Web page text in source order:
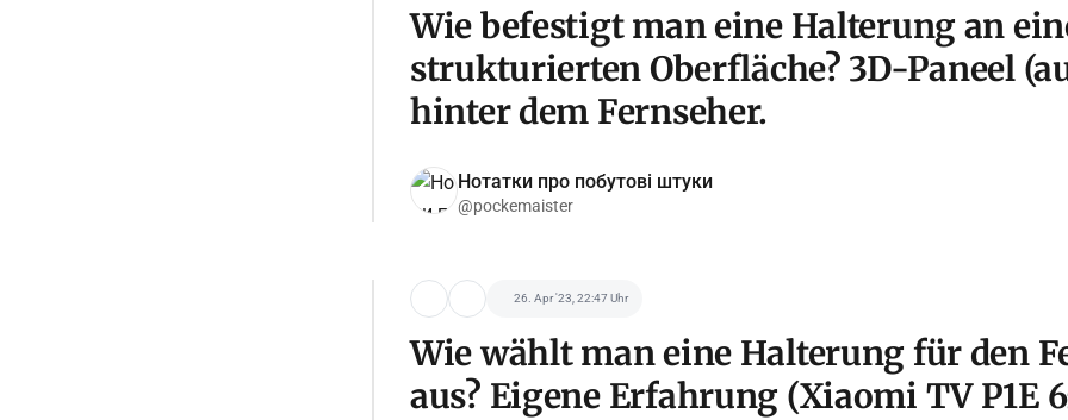
Wie befestigt man eine Halterung an
strukturierten Oberfläche? 3D-Paneel
hinter dem Fernseher.
Нотатки про побутові штуки
@pockemaister
26. Apr '23, 22:47 Uhr
Wie wählt man eine Halterung für den
aus? Eigene Erfahrung (Xiaomi TV P1E